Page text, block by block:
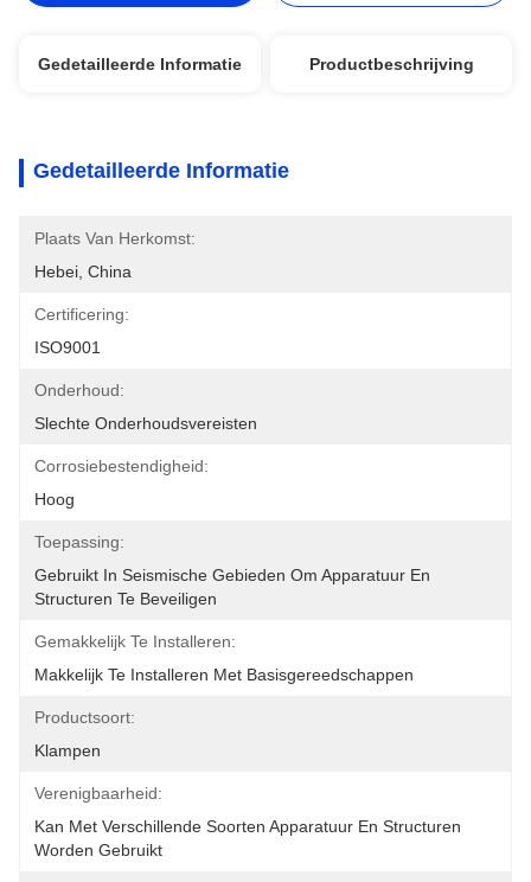
Gedetailleerde Informatie Productbeschrijving
Gedetailleerde Informatie
Plaats Van Herkomst:
Hebei, China
Certificering:
ISO9001
Onderhoud:
Slechte Onderhoudsvereisten
Corrosiebestendigheid:
Hoog
Toepassing:
Gebruikt In Seismische Gebieden Om Apparatuur En
Structuren Te Beveiligen
Gemakkelijk Te Installeren:
Makkelijk Te Installeren Met Basisgereedschappen
Productsoort:
Klampen
Verenigbaarheid:
Kan Met Verschillende Soorten Apparatuur En Structuren
Worden Gebruikt